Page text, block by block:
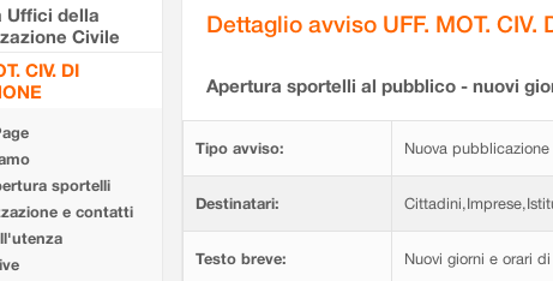
Uffici della
Civile
CIV. DI
sportelli
e contatti
Dettaglio avviso UFF. MOT. CIV.
Apertura sportelli al pubblico - nuovi
Tipo avviso: Nuova pubblicazione
Destinatari:
Testo breve: Nuovi giorni e orari